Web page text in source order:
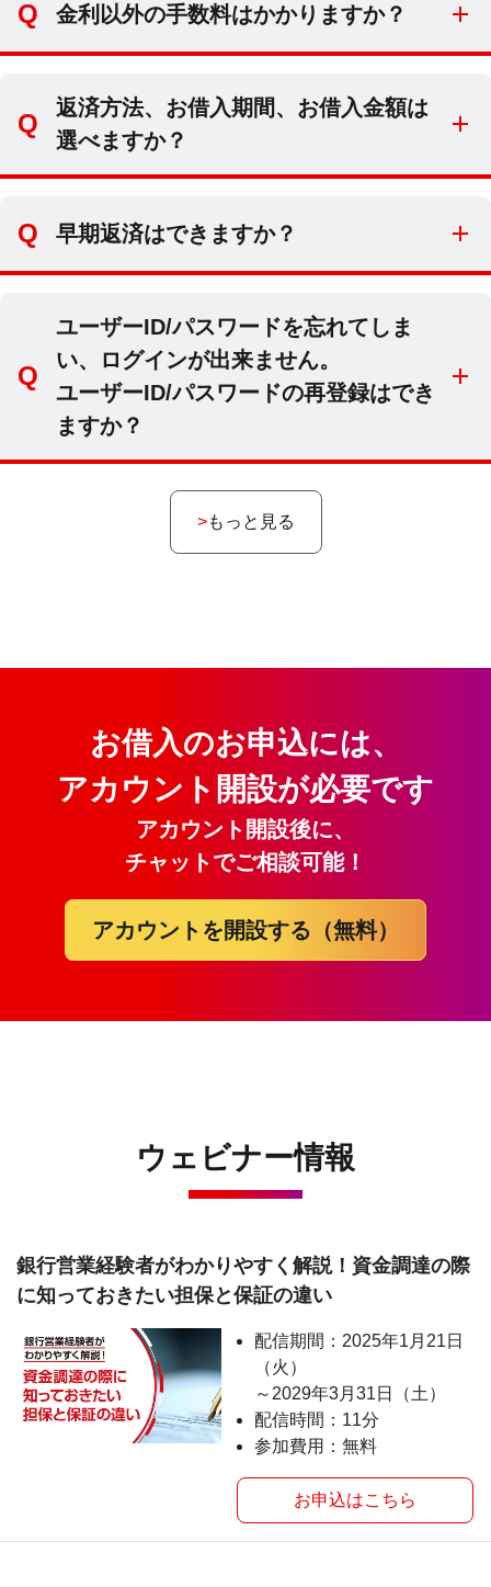
金利以外の手数料はかかりますか？
返済方法、お借入期間、お借入金額は
選べますか？
早期返済はできますか？
ユーザーID/パスワードを忘れてしま
い、ログインが出来ません。
ユーザーID/パスワードの再登録はでき
ますか？
もっと見る
お借入のお申込には、
アカウント開設が必要です
アカウント開設後に、
チャットでご相談可能！
アカウントを開設する（無料）
ウェビナー情報
銀行営業経験者がわかりやすく解説！資金調達の際
に知っておきたい担保と保証の違い
配信期間：2025年1月21日
（火）
～2029年3月31日（土）
配信時間：11分
参加費用：無料
お申込はこちら